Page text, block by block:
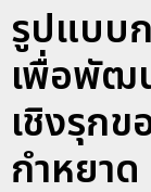
รูปแบบ
เพื่อพัฒ
เชิงรุกข
กำหยา